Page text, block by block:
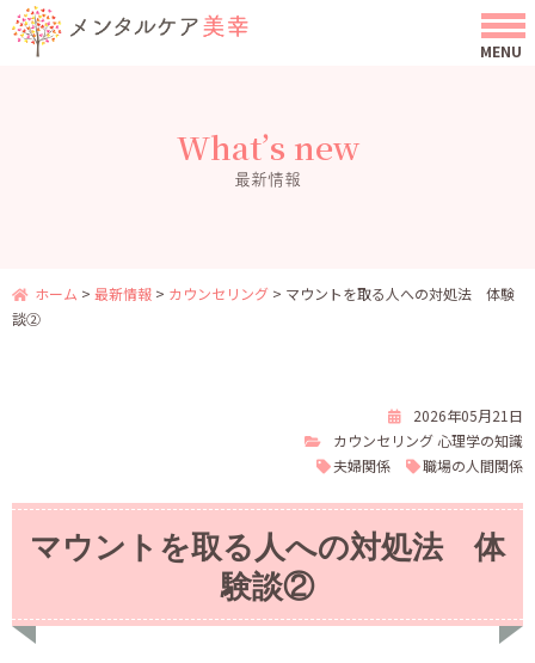
What’s new
最新情報
ホーム > 最新情報 > カウンセリング > マウントを取る人への対処法 体験
談②
2026年05月21日
カウンセリング心理学の知識
夫婦関係
職場の人間関係
マウントを取る人への対処法 体
験談②